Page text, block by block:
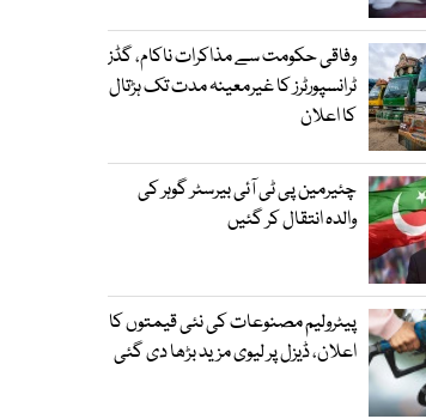
وفاقی حکومت سے مذاکرات ناکام، گڈز
ٹرانسپورٹرز کا غیرمعینہ مدت تک ہڑتال
کا اعلان
چئیرمین پی ٹی آئی بیرسٹر گوہر کی
والدہ انتقال کر گئیں
پیٹرولیم مصنوعات کی نئی قیمتوں کا
اعلان، ڈیزل پر لیوی مزید بڑھا دی گئی